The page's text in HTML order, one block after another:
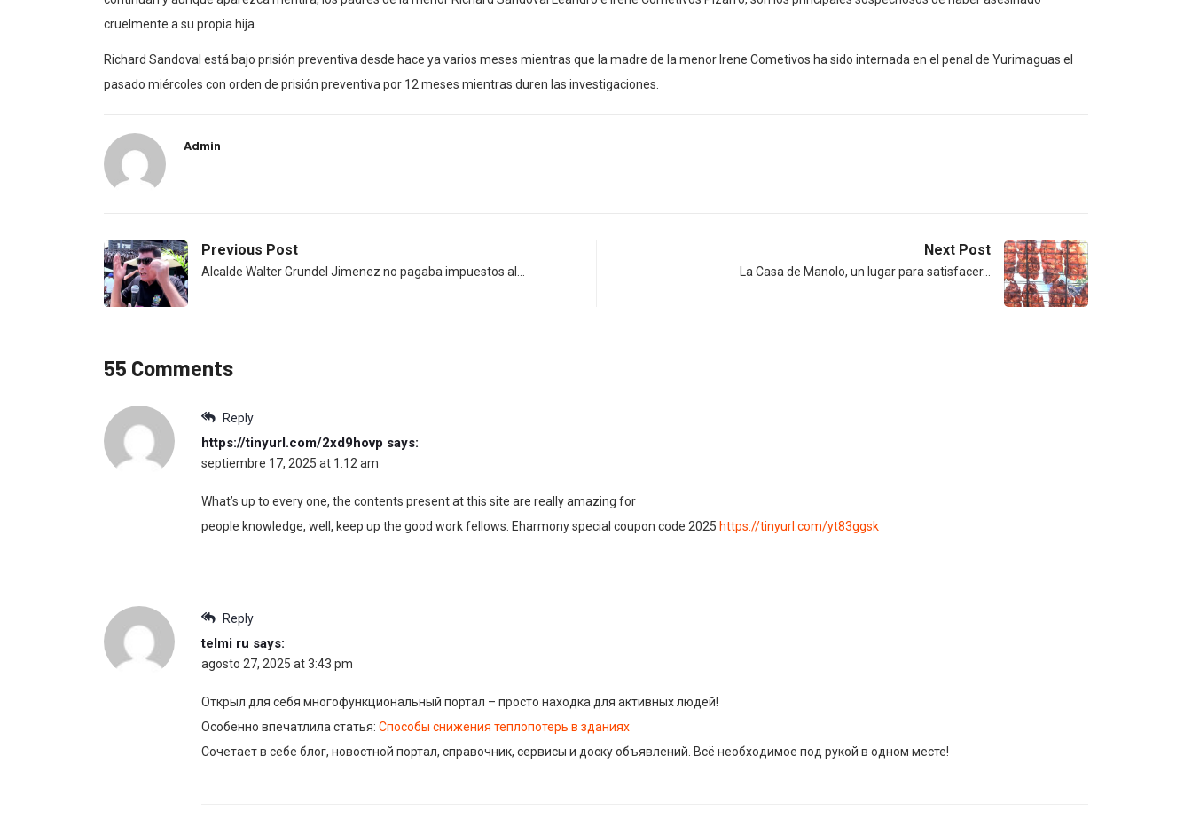
cruelmente a su propia hija.
Richard Sandoval está bajo prisión preventiva desde hace ya varios meses mientras que la madre de la menor Irene Cometivos ha sido internada en el penal de Yurimaguas el
pasado miércoles con orden de prisión preventiva por 12 meses mientras duren las investigaciones.
Admin
Previous Post
Alcalde Walter Grundel Jimenez no pagaba impuestos al…
Next Post
La Casa de Manolo, un lugar para satisfacer…
55 Comments
Reply
https://tinyurl.com/2xd9hovp says:
septiembre 17, 2025 at 1:12 am
What’s up to every one, the contents present at this site are really amazing for
people knowledge, well, keep up the good work fellows. Eharmony special coupon code 2025 https://tinyurl.com/yt83ggsk
Reply
telmi ru says:
agosto 27, 2025 at 3:43 pm
Открыл для себя многофункциональный портал – просто находка для активных людей!
Особенно впечатлила статья: Способы снижения теплопотерь в зданиях
Сочетает в себе блог, новостной портал, справочник, сервисы и доску объявлений. Всё необходимое под рукой в одном месте!